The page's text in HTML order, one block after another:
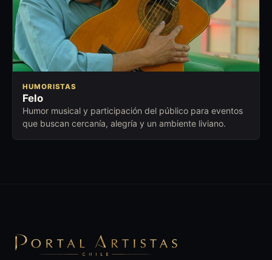
HUMORISTAS
Felo
Humor musical y participación del público para eventos
que buscan cercanía, alegría y un ambiente liviano.